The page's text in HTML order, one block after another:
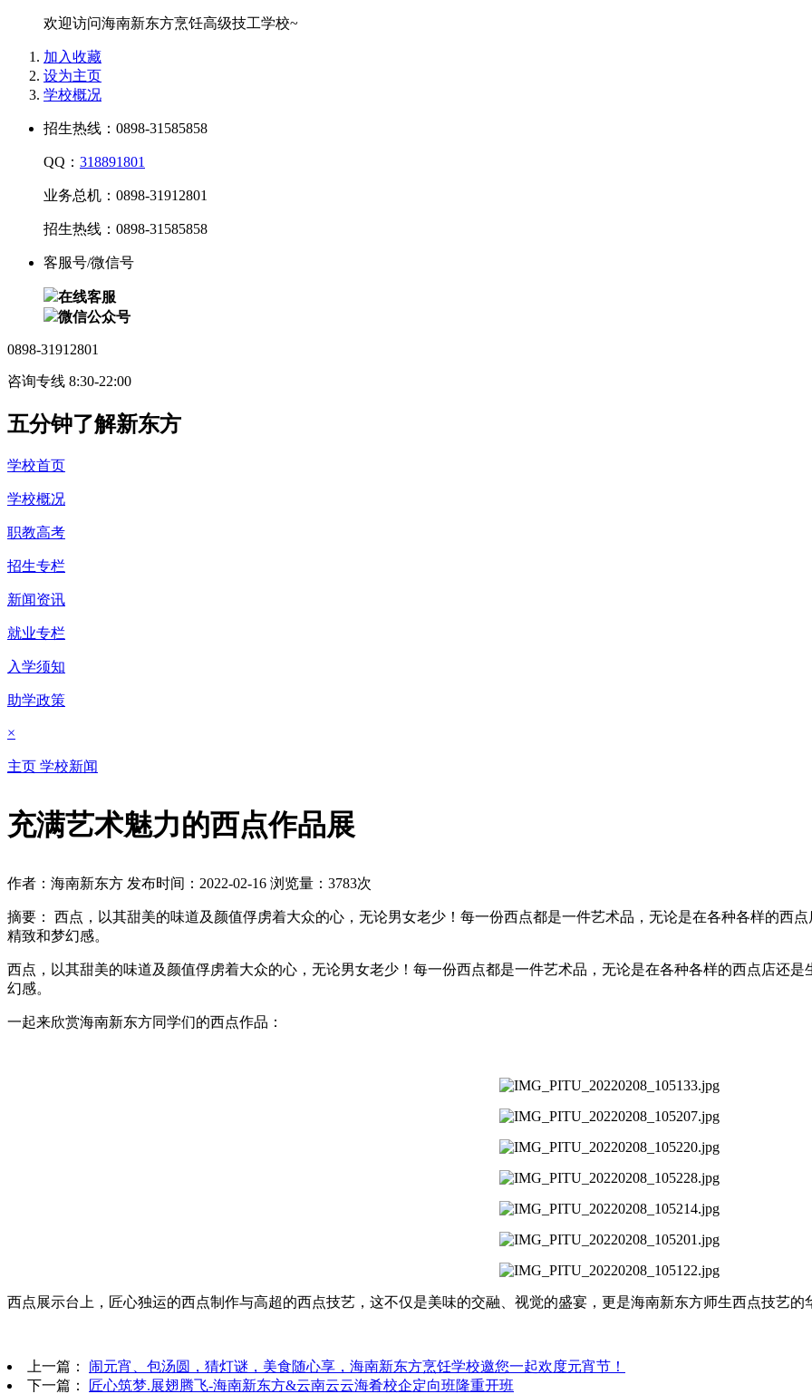
欢迎访问海南新东方烹饪高级技工学校~
加入收藏
设为主页
学校概况
招生热线：0898-31585858
QQ： 318891801
业务总机：0898-31912801
招生热线：0898-31585858
客服号/微信号
在线客服
微信公众号
0898-31912801
咨询专线 8:30-22:00
五分钟了解新东方
学校首页
学校概况
职教高考
招生专栏
新闻资讯
就业专栏
入学须知
助学政策
×
主页 学校新闻
充满艺术魅力的西点作品展
作者：海南新东方 发布时间：2022-02-16 浏览量：3783次
摘要： 西点，以其甜美的味道及颜值俘虏着大众的心，无论男女老少！每一份西点都是一件艺术品，无论是在各种各样的西
精致和梦幻感。
西点，以其甜美的味道及颜值俘虏着大众的心，无论男女老少！每一份西点都是一件艺术品，无论是在各种各样的西点店还
幻感。
一起来欣赏海南新东方同学们的西点作品：
西点展示台上，匠心独运的西点制作与高超的西点技艺，这不仅是美味的交融、视觉的盛宴，更是海南新东方师生西点技艺的
上一篇： 闹元宵、包汤圆，猜灯谜，美食随心享，海南新东方烹饪学校邀您一起欢度元宵节！
下一篇：
匠心筑梦.展翅腾飞-海南新东方&云南云云海肴校企定向班隆重开班